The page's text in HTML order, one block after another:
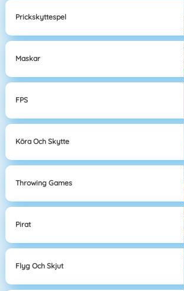
Prickskyttespel
Maskar
FPS
Köra Och Skytte
Throwing Games
Pirat
Flyg Och Skjut